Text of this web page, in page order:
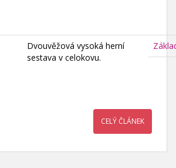
Dvouvěžová vysoká herní
sestava v celokovu.
CELÝ ČLÁNEK